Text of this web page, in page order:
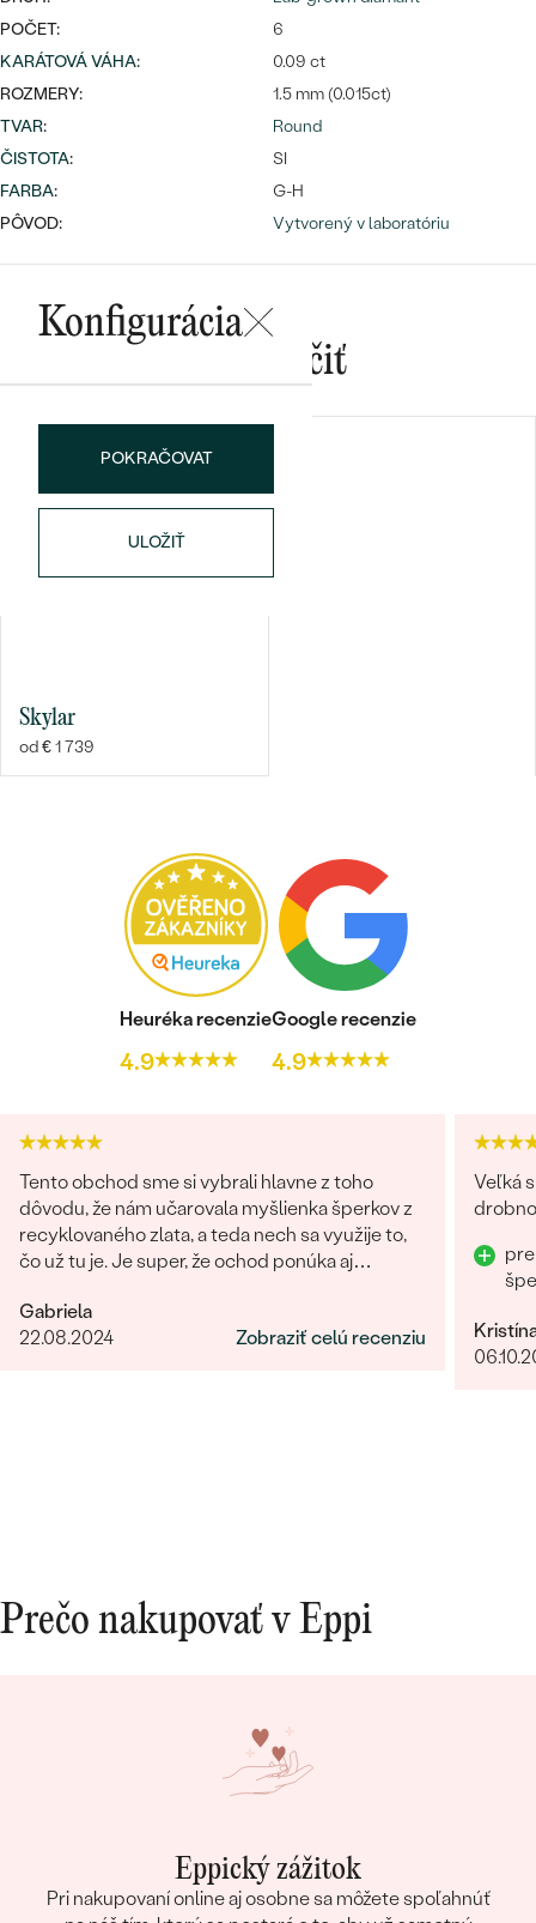
POČET:
6
KARÁTOVÁ VÁHA:
0.09 ct
ROZMERY:
1.5 mm (0.015ct)
TVAR:
Round
ČISTOTA:
SI
FARBA:
G-H
PÔVOD:
Vytvorený v laboratóriu
Konfigurácia
POKRAČOVAT
ULOŽIŤ
Mohlo by sa vám páčiť
Skylar
od € 1 739
Heuréka recenzie
4.9
Google recenzie
4.9
Tento obchod sme si vybrali hlavne z toho
dôvodu, že nám učarovala myšlienka šperkov z
recyklovaného zlata, a teda nech sa využije to,
čo už tu je. Je super, že ochod ponúka aj
namiesto prírodných. Čo sa týka showroomu v
Bratislave, môžem len odporúčať. Pani Marianna
Gabriela
22.08.2024
Zobraziť celú recenziu
Veľká
Prečo nakupovať v Eppi
Eppický zážitok
Pri nakupovaní online aj osobne sa môžete spoľahnúť